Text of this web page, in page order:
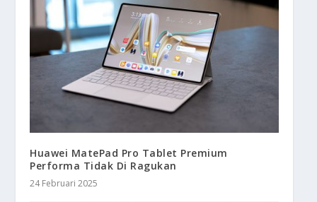
Huawei MatePad Pro Tablet Premium
Performa Tidak Di Ragukan
24 Februari 2025